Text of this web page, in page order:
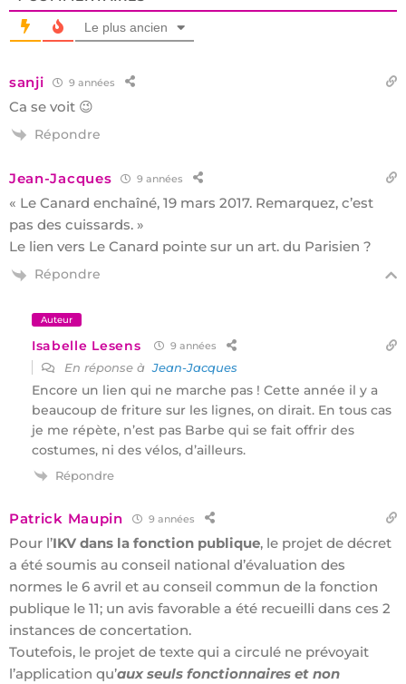
Le plus ancien
sanji 9 années
Ca se voit 😉
Répondre
Jean-Jacques 9 années
« Le Canard enchaîné, 19 mars 2017. Remarquez, c’est
pas des cuissards. »
Le lien vers Le Canard pointe sur un art. du Parisien ?
Répondre
Auteur
Isabelle Lesens 9 années
En réponse àJean-Jacques
Encore un lien qui ne marche pas ! Cette année il y a
beaucoup de friture sur les lignes, on dirait. En tous cas
je me répète, n’est pas Barbe qui se fait offrir des
costumes, ni des vélos, d’ailleurs.
Répondre
Patrick Maupin 9 années
Pour l’IKV dans la fonction publique, le projet de décret
a été soumis au conseil national d’évaluation des
normes le 6 avril et au conseil commun de la fonction
publique le 11; un avis favorable a été recueilli dans ces 2
instances de concertation.
Toutefois, le projet de texte qui a circulé ne prévoyait
l’application qu’aux seuls fonctionnaires et non